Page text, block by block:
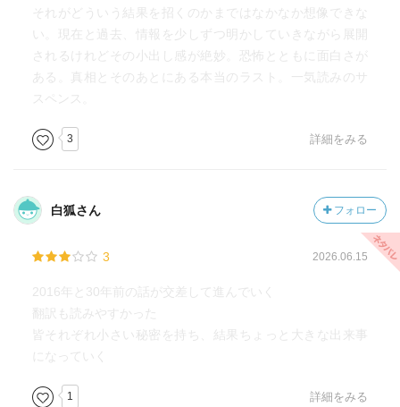
それがどういう結果を招くのかまではなかなか想像できな
い。現在と過去、情報を少しずつ明かしていきながら展開
されるけれどその小出し感が絶妙。恐怖とともに面白さが
ある。真相とそのあとにある本当のラスト。一気読みのサ
スペンス。
3 詳細をみる
白狐さん フォロー
3 2026.06.15
2016年と30年前の話が交差して進んでいく
翻訳も読みやすかった
皆それぞれ小さい秘密を持ち、結果ちょっと大きな出来事
になっていく
1 詳細をみる